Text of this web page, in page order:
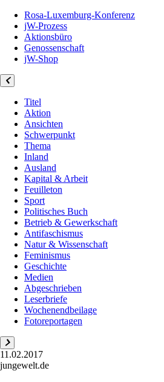
Rosa-Luxemburg-Konferenz
jW-Prozess
Aktionsbüro
Genossenschaft
jW-Shop
Titel
Aktion
Ansichten
Schwerpunkt
Thema
Inland
Ausland
Kapital & Arbeit
Feuilleton
Sport
Politisches Buch
Betrieb & Gewerkschaft
Antifaschismus
Natur & Wissenschaft
Feminismus
Geschichte
Medien
Abgeschrieben
Leserbriefe
Wochenendbeilage
Fotoreportagen
11.02.2017
jungewelt.de